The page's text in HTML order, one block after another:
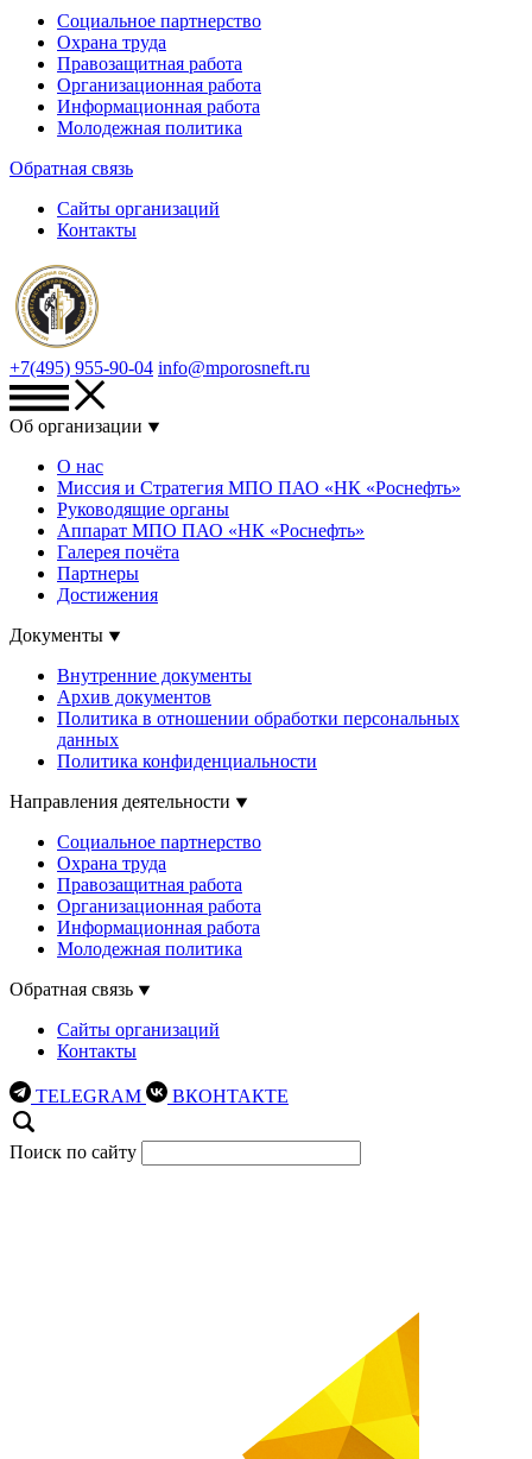
Социальное партнерство
Охрана труда
Правозащитная работа
Организационная работа
Информационная работа
Молодежная политика
Обратная связь
Сайты организаций
Контакты
+7(495) 955-90-04 info@mporosneft.ru
Об организации
О нас
Миссия и Стратегия МПО ПАО «НК «Роснефть»
Руководящие органы
Аппарат МПО ПАО «НК «Роснефть»
Галерея почёта
Партнеры
Достижения
Документы
Внутренние документы
Архив документов
Политика в отношении обработки персональных
данных
Политика конфиденциальности
Направления деятельности
Социальное партнерство
Охрана труда
Правозащитная работа
Организационная работа
Информационная работа
Молодежная политика
Обратная связь
Сайты организаций
Контакты
TELEGRAM ВКОНТАКТЕ
Поиск по сайту